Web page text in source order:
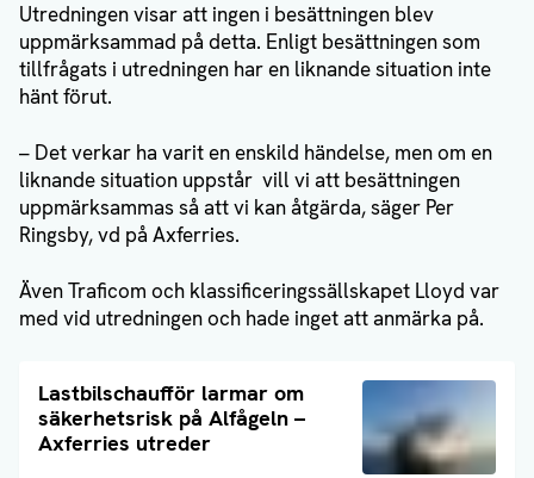
Utredningen visar att ingen i besättningen blev
uppmärksammad på detta. Enligt besättningen som
tillfrågats i utredningen har en liknande situation inte
hänt förut.
– Det verkar ha varit en enskild händelse, men om en
liknande situation uppstår vill vi att besättningen
uppmärksammas så att vi kan åtgärda, säger Per
Ringsby, vd på Axferries.
Även Traficom och klassificeringssällskapet Lloyd var
med vid utredningen och hade inget att anmärka på.
Lastbilschaufför larmar om
säkerhetsrisk på Alfågeln –
Axferries utreder
Läs artikel